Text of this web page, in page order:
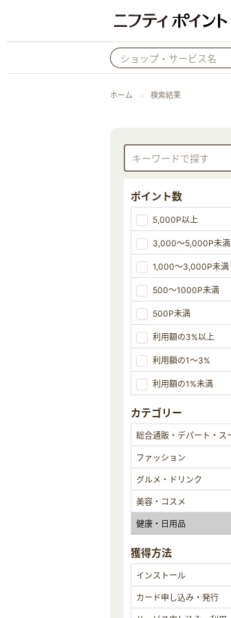
ホーム 検索結果
ポイント数
5,000P以上
3,000～5,000P未満
1,000～3,000P未満
500～1000P未満
500P未満
利用額の3%以上
利用額の1～3%
利用額の1%未満
カテゴリー
獲得方法